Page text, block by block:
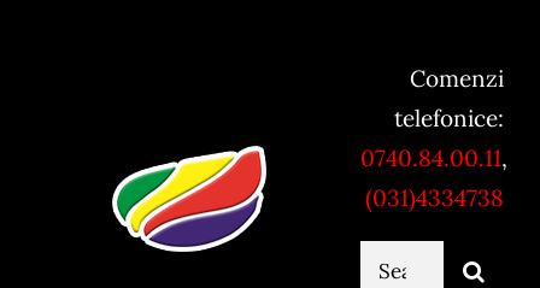
Comenzi
telefonice:
0740.84.00.11,
(031)4334738
Cautare...